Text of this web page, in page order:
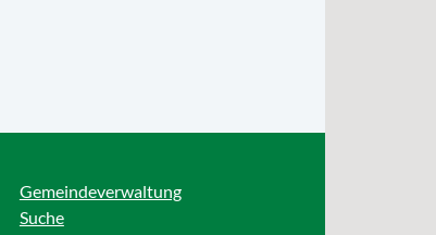
Gemeindeverwaltung
Suche